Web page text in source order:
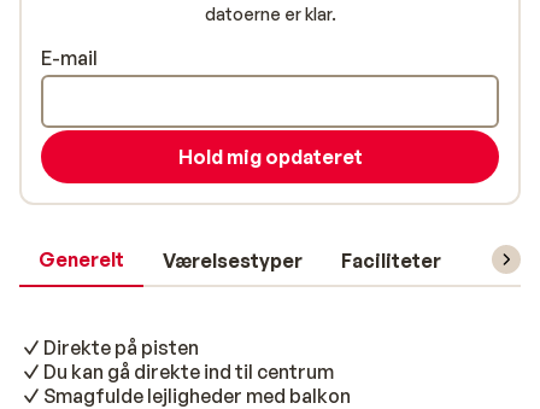
Generelt Værelsestyper Faciliteter
Direkte på pisten
Du kan gå direkte ind til centrum
Smagfulde lejligheder med balkon
datoerne er klar.
E-mail
Hold mig opdateret